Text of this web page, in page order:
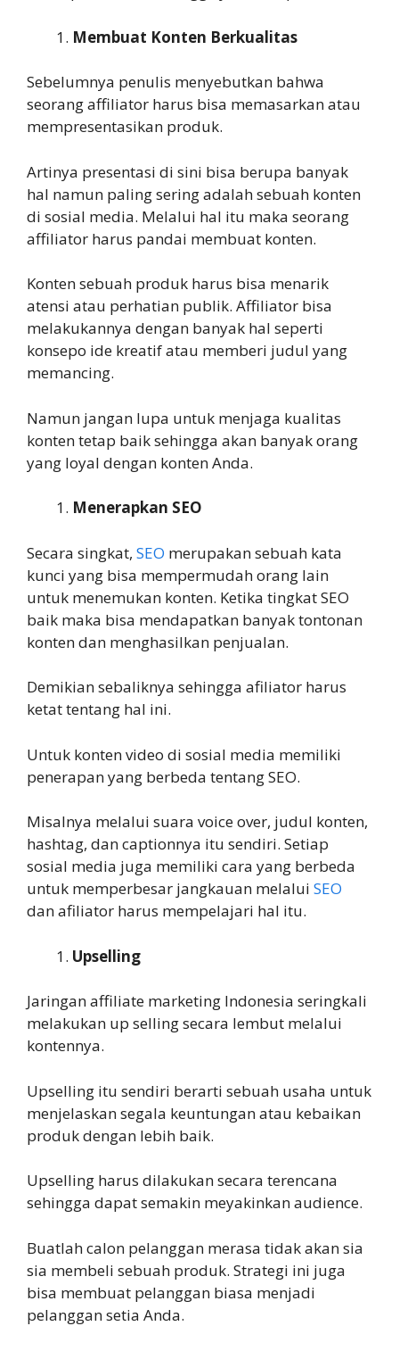
Membuat Konten Berkualitas
Sebelumnya penulis menyebutkan bahwa
seorang affiliator harus bisa memasarkan atau
mempresentasikan produk.
Artinya presentasi di sini bisa berupa banyak
hal namun paling sering adalah sebuah konten
di sosial media. Melalui hal itu maka seorang
affiliator harus pandai membuat konten.
Konten sebuah produk harus bisa menarik
atensi atau perhatian publik. Affiliator bisa
melakukannya dengan banyak hal seperti
konsepo ide kreatif atau memberi judul yang
memancing.
Namun jangan lupa untuk menjaga kualitas
konten tetap baik sehingga akan banyak orang
yang loyal dengan konten Anda.
Menerapkan SEO
Secara singkat, SEO merupakan sebuah kata
kunci yang bisa mempermudah orang lain
untuk menemukan konten. Ketika tingkat SEO
baik maka bisa mendapatkan banyak tontonan
konten dan menghasilkan penjualan.
Demikian sebaliknya sehingga afiliator harus
ketat tentang hal ini.
Untuk konten video di sosial media memiliki
penerapan yang berbeda tentang SEO.
Misalnya melalui suara voice over, judul konten,
hashtag, dan captionnya itu sendiri. Setiap
sosial media juga memiliki cara yang berbeda
untuk memperbesar jangkauan melalui SEO
dan afiliator harus mempelajari hal itu.
Upselling
Jaringan affiliate marketing Indonesia seringkali
melakukan up selling secara lembut melalui
kontennya.
Upselling itu sendiri berarti sebuah usaha untuk
menjelaskan segala keuntungan atau kebaikan
produk dengan lebih baik.
Upselling harus dilakukan secara terencana
sehingga dapat semakin meyakinkan audience.
Buatlah calon pelanggan merasa tidak akan sia
sia membeli sebuah produk. Strategi ini juga
bisa membuat pelanggan biasa menjadi
pelanggan setia Anda.